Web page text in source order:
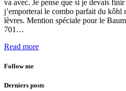
va avec. Je pense que si je devais
j’emporterai le combo parfait du kôhl
lèvres. Mention spéciale pour le
701…
Read more
Follow me
Derniers posts